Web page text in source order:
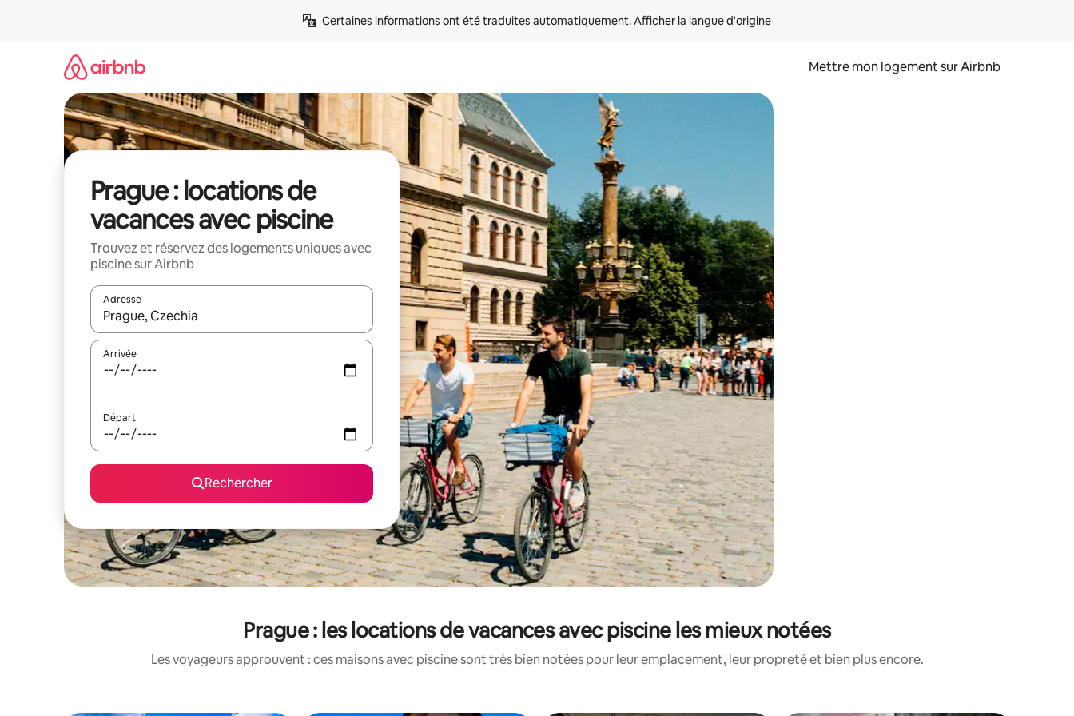
Certaines informations ont été traduites automatiquement. Afficher la langue d'origine
Mettre mon logement sur Airbnb
Prague : locations de
vacances avec piscine
Trouvez et réservez des logements uniques avec
piscine sur Airbnb
Adresse
Lorsque les résultats s'affichent, utilisez les flèches vers le haut et vers le bas pour les parcourir ou en appuyant et en faisant glisser.
Arrivée
Départ
Rechercher
Prague : les locations de vacances avec piscine les mieux notées
Les voyageurs approuvent : ces maisons avec piscine sont très bien notées pour leur emplacement, leur propreté et bien plus encore.